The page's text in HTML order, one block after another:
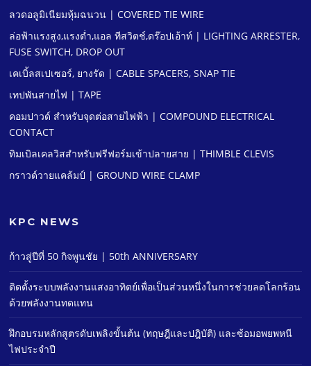
ลวดอลูมิเนียมหุ้มฉนวน | COVERED TIE WIRE
ล่อฟ้าแรงสูง,แรงตํ่า,แอล ทีสวิตช์,ดร๊อปเอ้าท์ | LIGHTING ARRESTER,
FUSE SWITCH, DROP OUT
เคเบิ้ลสเปเซอร์, ยางรัด | CABLE SPACERS, SNAP TIE
เทปพันสายไฟ | TAPE
คอมปาวด์ สําหรับจุดต่อสายไฟฟ้า | COMPOUND ELECTRICAL
CONTACT
ทิมเบิลเคลวิสสําหรับฟรีฟอร์มเข้าปลายสาย | THIMBLE CLEVIS
กราวด์วายแคล้มป์ | GROUND WIRE CLAMP
KPC NEWS
ก้าวสู่ปีที่ 50 กิจพูนชัย | 50th ANNIVERSARY
ติดตั้งระบบพลังงานแสงอาทิตย์เพื่อเป็นส่วนหนึ่งในการช่วยลดโลกร้อน
ด้วยพลังงานทดแทน
ฝึกอบรมหลักสูตรดับเพลิงขั้นต้น (ทฤษฎีและปฎิบัติ) และซ้อมอพยพหนี
ไฟประจําปี